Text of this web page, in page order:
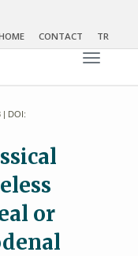
CONTACT TR
Toggle
| DOI:
or